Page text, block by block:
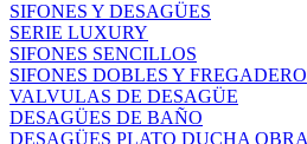
SIFONES Y DESAGÜES
SERIE LUXURY
SIFONES SENCILLOS
SIFONES DOBLES Y FREGADERO
VALVULAS DE DESAGÜE
DESAGÜES DE BAÑO
DESAGÜES PLATO DUCHA OBRA